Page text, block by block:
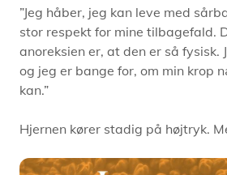
”Jeg håber, jeg kan leve med
stor respekt for mine tilbagefald.
anoreksien er, at den er så fysisk.
og jeg er bange for, om min krop
kan.”
Hjernen kører stadig på højtryk.